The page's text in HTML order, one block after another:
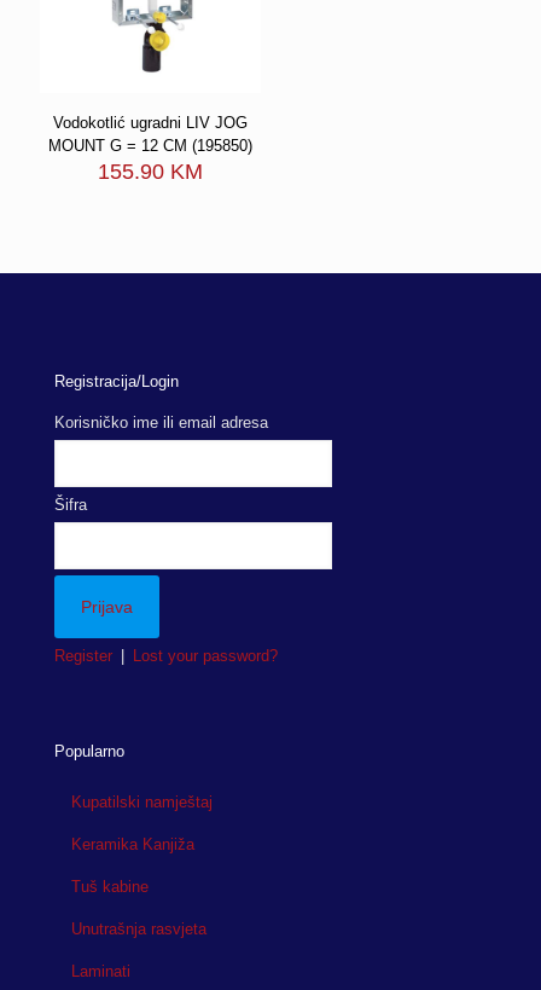
Vodokotlić ugradni LIV JOG
MOUNT G = 12 CM (195850)
155.90 KM
Registracija/Login
Korisničko ime ili email adresa
Šifra
Register Lost your password?
Popularno
Kupatilski namještaj
Keramika Kanjiža
Tuš kabine
Unutrašnja rasvjeta
Laminati